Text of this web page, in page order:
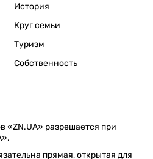
История
Круг семьи
Туризм
Собственность
«ZN.UA» разрешается при
прямая, открытая для